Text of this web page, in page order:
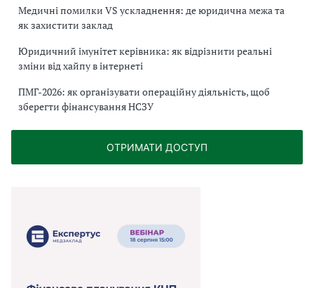
Медичні помилки VS ускладнення: де юридична межа та
як захистити заклад
Юридичний імунітет керівника: як відрізнити реальні
зміни від хайпу в інтернеті
ПМГ-2026: як організувати операційну діяльність, щоб
зберегти фінансування НСЗУ
ОТРИМАТИ ДОСТУП